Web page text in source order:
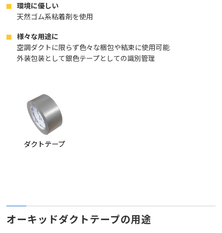
環境に優しい
天然ゴム系粘着剤を使用
様々な用途に
空調ダクトに限らず色々な梱包や結束に使用可能
外装包装として銀色テープとしての識別管理
ダクトテープ
オーキッドダクトテープの用途